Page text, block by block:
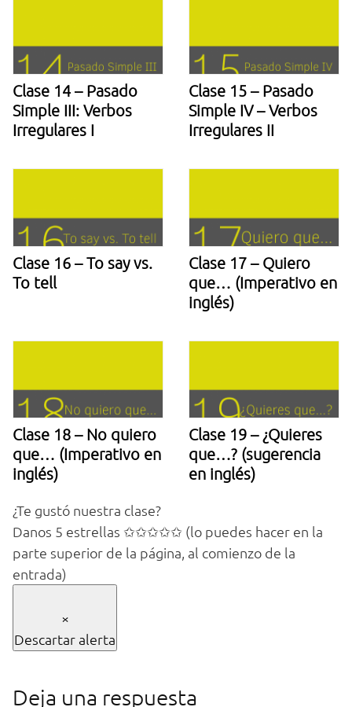
Clase 14 – Pasado
Simple III: Verbos
Irregulares I
Clase 15 – Pasado
Simple IV – Verbos
Irregulares II
Clase 16 – To say vs.
To tell
Clase 17 – Quiero
que… (Imperativo en
inglés)
Clase 18 – No quiero
que… (Imperativo en
inglés)
Clase 19 – ¿Quieres
que…? (sugerencia
en inglés)
¿Te gustó nuestra clase?
Danos 5 estrellas ✩✩✩✩✩ (lo puedes hacer en la
parte superior de la página, al comienzo de la
entrada)
×
Descartar alerta
Deja una respuesta